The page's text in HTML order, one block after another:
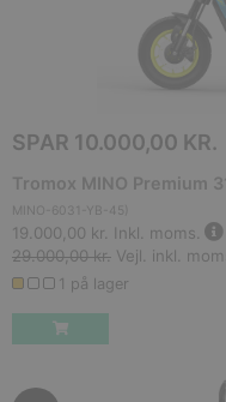
SPAR 10.000,00 KR.
Tromox MINO Premium
MINO-6031-YB-45
19.000,00 kr. Inkl. moms.
29.000,00 kr. Vejl. inkl.
1 på lager